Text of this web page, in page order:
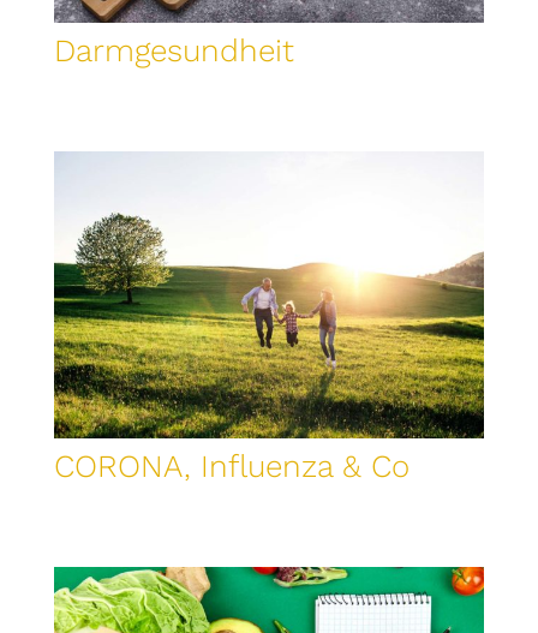
Darmgesundheit
CORONA, Influenza & Co